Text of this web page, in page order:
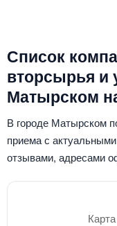
Список
вторсырья и
Матырском
В городе Матырском
приема с
отзывами, адресами